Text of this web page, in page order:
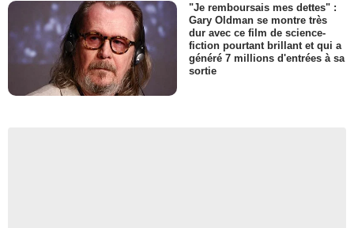
"Je remboursais mes dettes" :
Gary Oldman se montre très
dur avec ce film de science-
fiction pourtant brillant et qui a
généré 7 millions d'entrées à sa
sortie